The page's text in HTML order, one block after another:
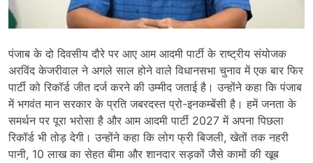
पंजाब के दो दिवसीय दौरे पर आए आम आदमी पार्टी के राष्ट्रीय संयोजक
अरविंद केजरीवाल ने अगले साल होने वाले विधानसभा चुनाव में एक बार फिर
पार्टी को रिकॉर्ड जीत दर्ज करने की उम्मीद जताई है। उन्होंने कहा कि पंजाब
में भगवंत मान सरकार के प्रति जबरदस्त प्रो-इनकम्बेंसी है। हमें जनता के
समर्थन पर पूरा भरोसा है और आम आदमी पार्टी 2027 में अपना पिछला
रिकॉर्ड भी तोड़ देगी। उन्होंने कहा कि लोग फ्री बिजली, खेतों तक नहरी
पानी, 10 लाख का सेहत बीमा और शानदार सड़कों जैसे कामों की खूब